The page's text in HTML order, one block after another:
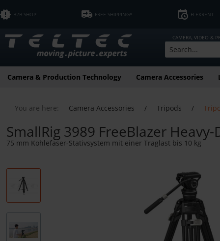
B2B SHOP FREE SHIPPING* FLEXRENT
CAMERA, VIDEO &
Camera & Production Technology Camera Accessories
You are here: Camera Accessories / Tripods /
SmallRig 3989 FreeBlazer
75 mm Kohlefaser-Stativsystem mit einer Traglast bis 10 kg